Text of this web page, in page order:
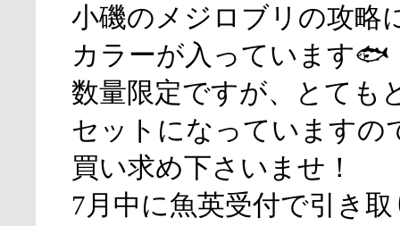
小磯のメジロブリの攻略
カラーが入っています🐟
数量限定ですが、とても
セットになっていますの
買い求め下さいませ！
7月中に魚英受付で引き